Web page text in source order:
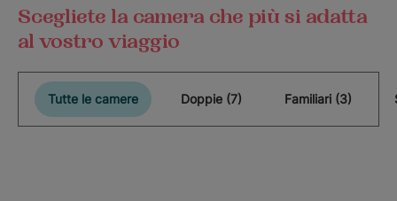
Scegliete la camera che più si adatta
al vostro viaggio
Tutte le camere Doppie (7) Familiari (3)